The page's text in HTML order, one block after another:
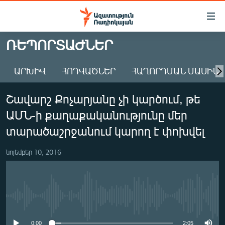
Մատչելիության
Անցնել
հիմնական
Անցնել
հիմնական
մենյուին
Որոնում
ԱԶԱՏՈՒԹՅՈՒՆ TV
ՀԱՅԱՍՏԱՆ
ԸՆՏՐՈՒԹՅՈՒՆՆԵՐ 2026
ԻՐԱՎՈՒՆՔ
ՏՆՏԵՍՈՒԹՅՈՒՆ
ՌԵՊՈՐՏԱԺՆԵՐ
ԱՐԽԻՎ ՀՈԴՎԱԾՆԵՐ ՀԱՂՈՐԴՄԱՆ ՄԱՍԻՆ
Շավարշ Քոչարյանը չի կարծում, թե
ԱՄՆ-ի քաղաքականությունը մեր
տարածաշրջանում կարող է փոխվել
նոյեմբեր 10, 2016
0:00 2:05